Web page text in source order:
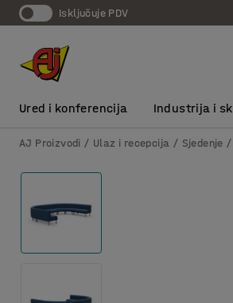
Isključuje PDV
Ured i konferencija Industrija i
AJ Proizvodi Ulaz i recepcija Sjedenje